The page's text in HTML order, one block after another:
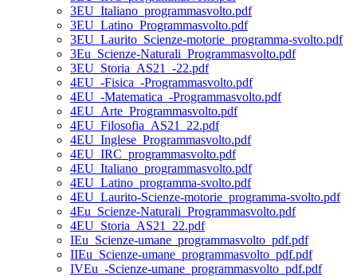
3EU_Italiano_programmasvolto.pdf
3EU_Latino_Programmasvolto.pdf
3EU_Laurito_Scienze-motorie_programma-svolto.pdf
3Eu_Scienze-Naturali_Programmasvolto.pdf
3EU_Storia_AS21_-22.pdf
4EU_-Fisica_-Programmasvolto.pdf
4EU_-Matematica_-Programmasvolto.pdf
4EU_Arte_Programmasvolto.pdf
4EU_Filosofia_AS21_22.pdf
4EU_Inglese_Programmasvolto.pdf
4EU_IRC_programmasvolto.pdf
4EU_Italiano_programmasvolto.pdf
4EU_Latino_programma-svolto.pdf
4EU_Laurito-Scienze-motorie_programma-svolto.pdf
4Eu_Scienze-Naturali_Programmasvolto.pdf
4EU_Storia_AS21_22.pdf
IEu_Scienze-umane_programmasvolto_pdf.pdf
IIEu_Scienze-umane_programmasvolto_pdf.pdf
IVEu_-Scienze-umane_programmasvolto_pdf.pdf